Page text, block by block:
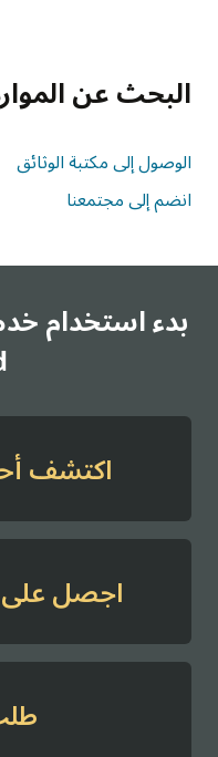
البحث عن
الوصول إلى مكتبة الوثائق
انضم إلى مجتمعنا
اكتشف
اجصل على